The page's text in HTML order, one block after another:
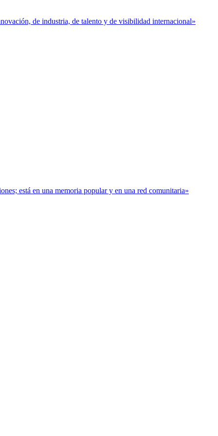
de industria, de talento y de visibilidad internacional»
está en una memoria popular y en una red comunitaria»